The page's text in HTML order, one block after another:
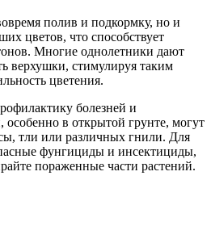
полив и подкормку, но и
цветов, что способствует
Многие однолетники дают
верхушки, стимулируя таким
цветения.
болезней и
в открытой грунте, могут
тли или различных гнили. Для
фунгициды и инсектициды,
пораженные части растений.